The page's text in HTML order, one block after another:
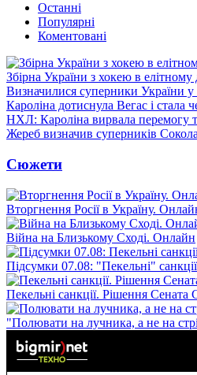
Останні
Популярні
Коментовані
Збірна України з хокею в елітному
Визначилися суперники України
Кароліна дотиснула Вегас і
НХЛ: Кароліна вирвала перемогу
Жереб визначив суперників
Сюжети
Вторгнення Росії в Україну.
Війна на Близькому Сході. Онлайн
Підсумки 07.08: "Пекельні"
Пекельні санкції. Рішення
"Полювати на лучника, а не на